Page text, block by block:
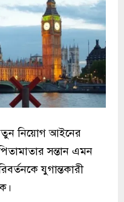
নতুন নিয়োগ আইনের
সন্তান এমন
যুগান্তকারী